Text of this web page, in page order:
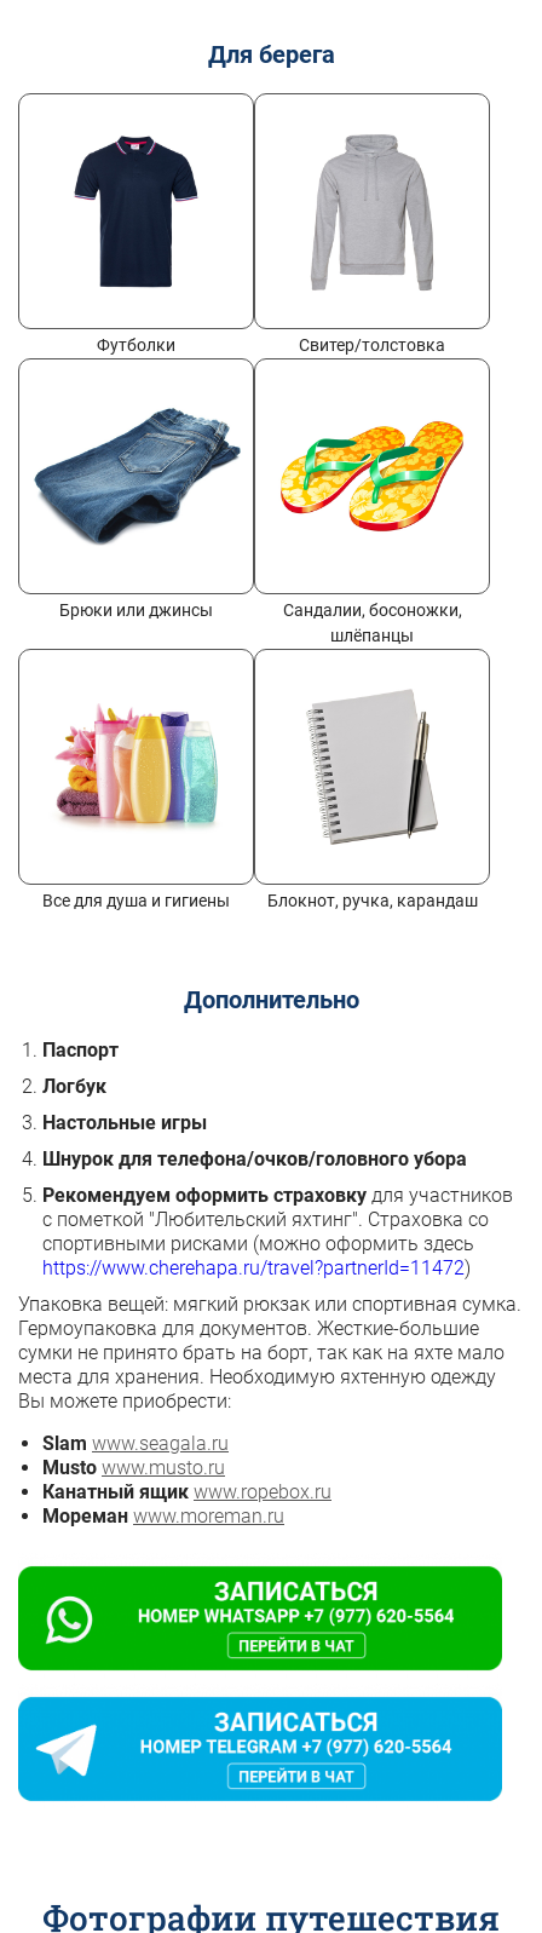
Для берега
Футболки Свитер/толстовка
Брюки или джинсы
Сандалии, босоножки,
шлёпанцы
Все для душа и гигиены Блокнот, ручка, карандаш
Дополнительно
Паспорт
Логбук
Настольные игры
Шнурок для телефона/очков/головного убора
Рекомендуем оформить страховку для участников
с пометкой "Любительский яхтинг". Страховка со
спортивными рисками (можно оформить здесь
https://www.cherehapa.ru/travel?partnerId=11472)
Упаковка вещей: мягкий рюкзак или спортивная сумка.
Гермоупаковка для документов. Жесткие-большие
сумки не принято брать на борт, так как на яхте мало
места для хранения. Необходимую яхтенную одежду
Вы можете приобрести:
Slam www.seagala.ru
Musto www.musto.ru
Канатный ящик www.ropebox.ru
Мореман www.moreman.ru
Фотографии путешествия